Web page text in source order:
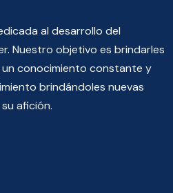
al desarrollo del
Nuestro objetivo es brindarles
conocimiento constante y
brindándoles nuevas
afición.